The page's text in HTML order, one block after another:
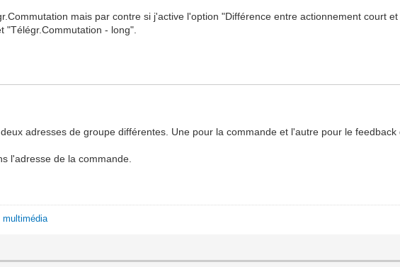
mais par contre si j'active l'option "Différence entre actionnement court
"Télégr.Commutation - long".
adresses de groupe différentes. Une pour la commande et l'autre pour le feedback
l'adresse de la commande.
multimédia